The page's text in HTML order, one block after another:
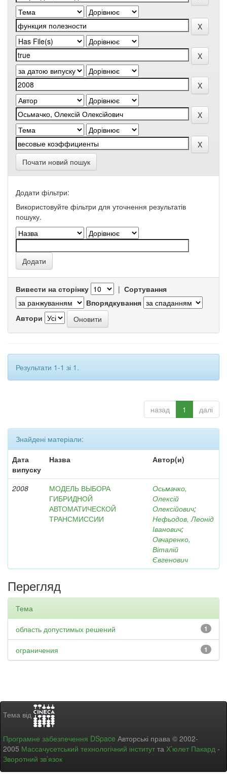
Почати новий пошук
Додати фільтри:
Використовуйте фільтри для уточнення результатів
пошуку.
Вивести на сторінку | Сортування
Впорядкування
Автори
Результати 1-1 зі 1.
назад 1 далі
Знайдені матеріали:
Дата
випуску
Назва Автор(и)
2008
МОДЕЛЬ ВЫБОРА
ГИБРИДНОЙ
АВТОМАТИЧЕСКОЙ
ТРАНСМИССИИ
Осьмачко,
Олексій
Олексійович;
Нефьодов, Леонід
Іванович;
Овчаренко,
Віталій
Євгенович
Перегляд
Тема
1
область допустимых решений
1
ограничения
Тема від
Програмне забезпечення DSpace Авторські права © 2002-
2005 Массачусетський технологічний інститут та Х’юлет Пакард -
Зворотний зв’язок